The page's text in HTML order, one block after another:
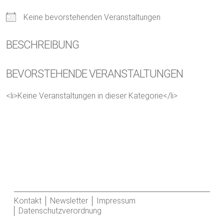
Keine bevorstehenden Veranstaltungen
BESCHREIBUNG
BEVORSTEHENDE VERANSTALTUNGEN
<li>Keine Veranstaltungen in dieser Kategorie</li>
Kontakt Newsletter
Impressum
Datenschutzverordnung